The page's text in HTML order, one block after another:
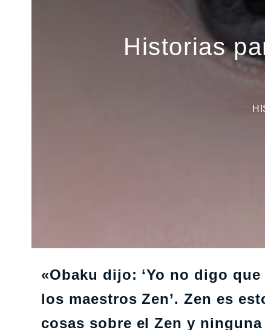
Historias
«Obaku dijo: ‘Yo no digo
los maestros Zen’. Zen es
cosas sobre el Zen y